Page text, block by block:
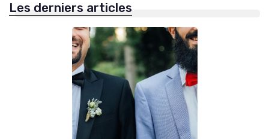
Les derniers articles